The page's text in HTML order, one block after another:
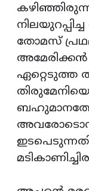
തോമസ്
ഏറ്റെടുത്ത